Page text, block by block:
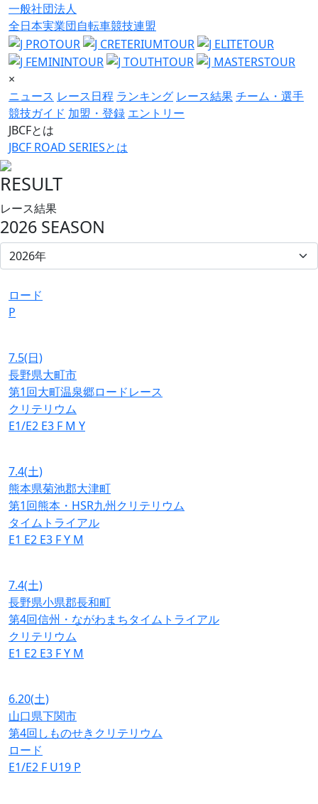
一般社団法人
全日本実業団自転車競技連盟
×
ニュース レース日程 ランキング レース結果チーム・選手
競技ガイド 加盟・登録 エントリー
JBCFとは
JBCF ROAD SERIESとは
RESULT
レース結果
2026 SEASON
ロード
P
7.5(日)
長野県大町市
第1回大町温泉郷ロードレース
クリテリウム
E1/E2 E3 F M Y
7.4(土)
熊本県菊池郡大津町
第1回熊本・HSR九州クリテリウム
タイムトライアル
E1 E2 E3 FY M
7.4(土)
長野県小県郡長和町
第4回信州・ながわまちタイムトライアル
クリテリウム
E1 E2 E3 FY M
6.20(土)
山口県下関市
第4回しものせきクリテリウム
ロード
E1/E2 F U19 P